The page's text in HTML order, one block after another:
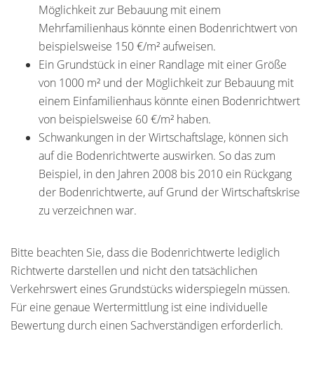
Möglichkeit zur Bebauung mit einem
Mehrfamilienhaus könnte einen Bodenrichtwert von
beispielsweise 150 €/m² aufweisen.
Ein Grundstück in einer Randlage mit einer Größe
von 1000 m² und der Möglichkeit zur Bebauung mit
einem Einfamilienhaus könnte einen Bodenrichtwert
von beispielsweise 60 €/m² haben.
Schwankungen in der Wirtschaftslage, können sich
auf die Bodenrichtwerte auswirken. So das zum
Beispiel, in den Jahren 2008 bis 2010 ein Rückgang
der Bodenrichtwerte, auf Grund der Wirtschaftskrise
zu verzeichnen war.
Bitte beachten Sie, dass die Bodenrichtwerte lediglich
Richtwerte darstellen und nicht den tatsächlichen
Verkehrswert eines Grundstücks widerspiegeln müssen.
Für eine genaue Wertermittlung ist eine individuelle
Bewertung durch einen Sachverständigen erforderlich.